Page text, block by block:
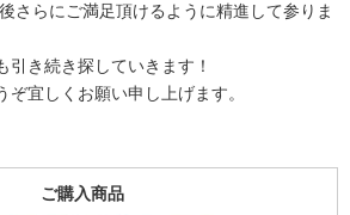
さらにご満足頂けるように精進して参りま
引き続き探していきます！
宜しくお願い申し上げます。
ご購入商品